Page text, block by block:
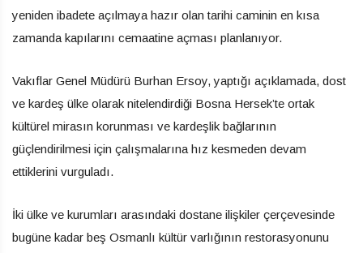
yeniden ibadete açılmaya hazır olan tarihi caminin en kısa
zamanda kapılarını cemaatine açması planlanıyor.
Vakıflar Genel Müdürü Burhan Ersoy, yaptığı açıklamada, dost
ve kardeş ülke olarak nitelendirdiği Bosna Hersek’te ortak
kültürel mirasın korunması ve kardeşlik bağlarının
güçlendirilmesi için çalışmalarına hız kesmeden devam
ettiklerini vurguladı.
İki ülke ve kurumları arasındaki dostane ilişkiler çerçevesinde
bugüne kadar beş Osmanlı kültür varlığının restorasyonunu